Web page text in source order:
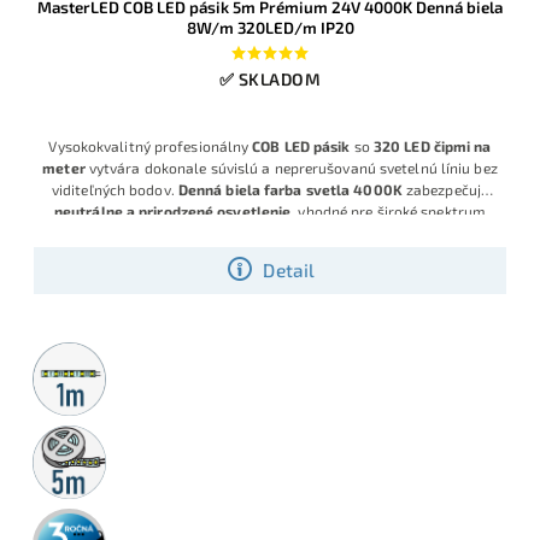
MasterLED COB LED pásik 5m Prémium 24V 4000K Denná biela
8W/m 320LED/m IP20
✅ SKLADOM
Detail
Vysokokvalitný profesionálnyCOB LED pásik so 320 LED čipmi na
metervytvára dokonale súvislú a neprerušovanú svetelnú líniu bez
viditeľných bodov. Denná biela farba svetla 4000K zabezpečuje
neutrálne a prirodzené osvetlenie , vhodné pre široké spektrum
nízkej spotreby energie
zároveň efektívne riešenie.
Metrážny
predaj
5m
rolka
3 roky